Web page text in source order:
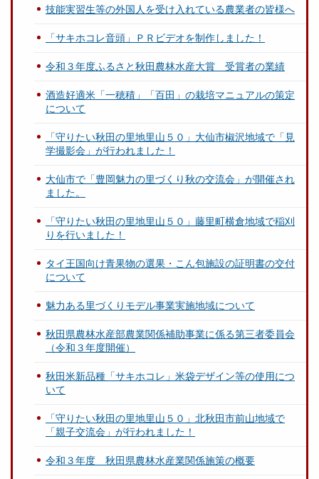
技能実習生等の外国人を受け入れている農業者の皆様へ
「サキホコレ音頭」ＰＲビデオを制作しました！
令和３年度ふるさと秋田農林水産大賞 受賞者の業績
酒造好適米「一穂積」「百田」の栽培マニュアルの策定
について
「守りたい秋田の里地里山５０」大仙市椒沢地域で「見
学撮影会」が行われました！
大仙市で「豊岡魅力の里づくり秋の交流会」が開催され
ました。
「守りたい秋田の里地里山５０」藤里町横倉地域で稲刈
りを行いました！
タイ王国向け青果物の選果・こん包施設の証明書の交付
について
魅力ある里づくりモデル事業実施地域について
秋田県農林水産部農業関係補助事業に係る第三者委員会
（令和３年度開催）
秋田米新品種「サキホコレ」米袋デザイン等の使用につ
いて
「守りたい秋田の里地里山５０」北秋田市前山地域で
「親子交流会」が行われました！
令和３年度 秋田県農林水産業関係施策の概要